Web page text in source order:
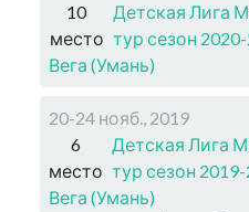
10
место
Детская Лига
тур сезон
Вега (Умань)
20-24 нояб., 2019
6
место
Детская Лига
тур сезон
Вега (Умань)